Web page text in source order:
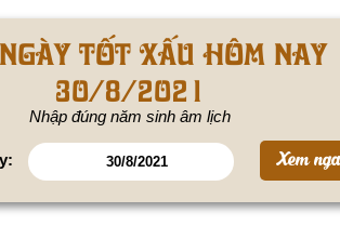
ngày tốt xấu hôm nay
30/8/2021
Nhập đúng năm sinh âm lịch